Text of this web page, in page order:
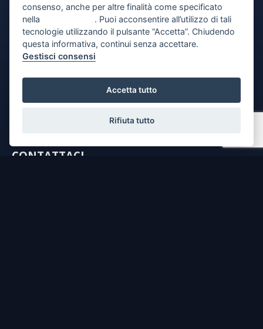
CONTATTACI
consenso, anche per altre finalità come specificato
nella
. Puoi acconsentire all’utilizzo di tali
tecnologie utilizzando il pulsante “Accetta”. Chiudendo
questa informativa, continui senza accettare.
Gestisci consensi
Accetta tutto
Rifiuta tutto